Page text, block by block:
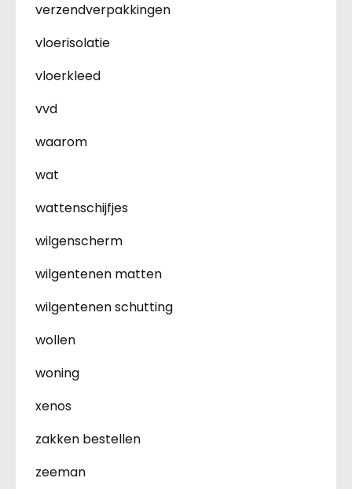
verzendverpakkingen
vloerisolatie
vloerkleed
vvd
waarom
wat
wattenschijfjes
wilgenscherm
wilgentenen matten
wilgentenen schutting
wollen
woning
xenos
zakken bestellen
zeeman